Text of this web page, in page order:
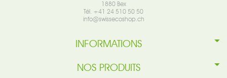
1880 Bex
Tél. +41 24 510 50 50
info@swissecoshop.ch
INFORMATIONS
NOS PRODUITS